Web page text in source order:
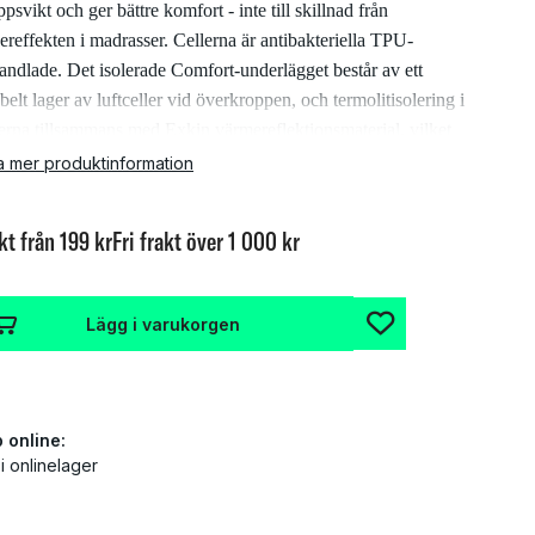
och ger bättre komfort - inte till skillnad från
i madrasser. Cellerna är antibakteriella TPU-
Det isolerade Comfort-underlägget består av ett
lager av luftceller vid överkroppen, och termolitisolering i
R-värde på 3,7.
R-värde beskriver sovplattans värmemotstånd
R-värde, desto bättre kan du förvänta dig att sovplattan
dig från kalla ytor.
mer produktinformation
från 199 krFri frakt över 1 000 kr
Lägg i varukorgen
online:
i onlinelager